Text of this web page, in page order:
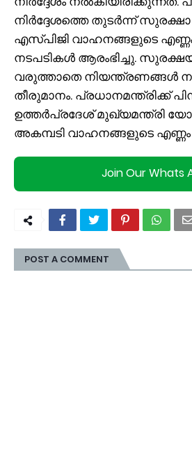
നിർദ്ദേശത്തെ തുടർന്ന്
എസ്പിജി വാഹനങ്ങളുടെ
നടപടികൾ ആരംഭിച്ചു.
വരുത്താതെ നിയന്ത്രണങ്ങൾ
തീരുമാനം. ‍‍‍പ്രധാനമന്ത്രിക്ക്
ഉത്തർപ്രദേശ് മുഖ്യമന്ത്രി
അകമ്പടി വാഹനങ്ങളുടെ എണ്ണം
Join Our Whats
POST A COMMENT